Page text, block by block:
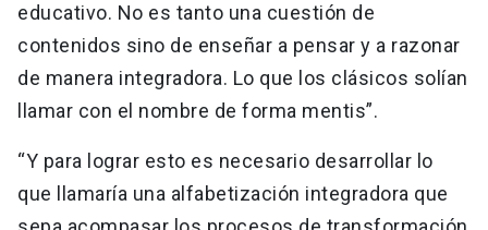
educativo. No es tanto una cuestión de
contenidos sino de enseñar a pensar y a razonar
de manera integradora. Lo que los clásicos solían
llamar con el nombre de forma mentis”.
“Y para lograr esto es necesario desarrollar lo
que llamaría una alfabetización integradora que